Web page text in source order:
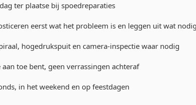
ter plaatse bij spoedreparaties
eerst wat het probleem is en leggen uit wat
hogedrukspuit en camera-inspectie waar nodig
toe bent, geen verrassingen achteraf
in het weekend en op feestdagen